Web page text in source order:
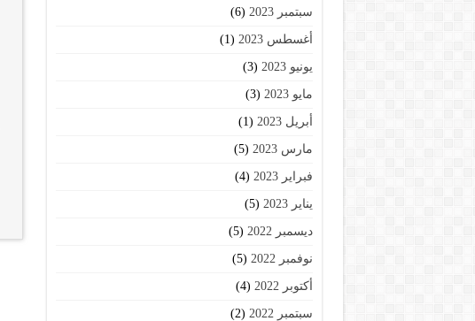
سبتمبر 2023 (6)
أغسطس 2023 (1)
يونيو 2023 (3)
مايو 2023 (3)
أبريل 2023 (1)
مارس 2023 (5)
فبراير 2023 (4)
يناير 2023 (5)
ديسمبر 2022 (5)
نوفمبر 2022 (5)
أكتوبر 2022 (4)
سبتمبر 2022 (2)